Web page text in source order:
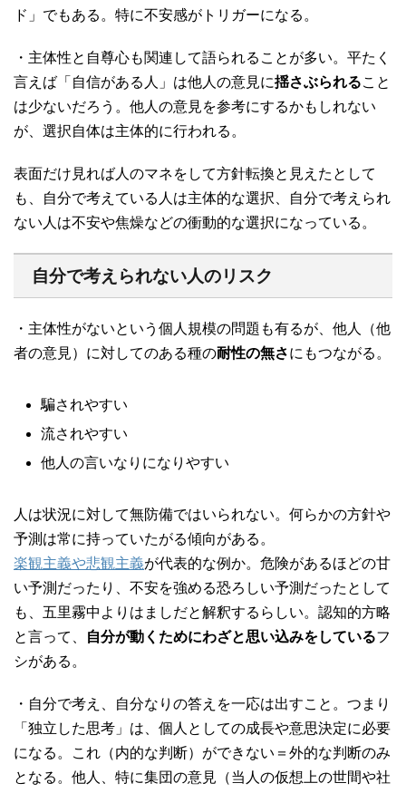
ド」でもある。特に不安感がトリガーになる。
・主体性と自尊心も関連して語られることが多い。平たく
言えば「自信がある人」は他人の意見に揺さぶられること
は少ないだろう。他人の意見を参考にするかもしれない
が、選択自体は主体的に行われる。
表面だけ見れば人のマネをして方針転換と見えたとして
も、自分で考えている人は主体的な選択、自分で考えられ
ない人は不安や焦燥などの衝動的な選択になっている。
自分で考えられない人のリスク
・主体性がないという個人規模の問題も有るが、他人（他
者の意見）に対してのある種の耐性の無さにもつながる。
騙されやすい
流されやすい
他人の言いなりになりやすい
人は状況に対して無防備ではいられない。何らかの方針や
予測は常に持っていたがる傾向がある。
楽観主義や悲観主義が代表的な例か。危険があるほどの甘
い予測だったり、不安を強める恐ろしい予測だったとして
も、五里霧中よりはましだと解釈するらしい。認知的方略
と言って、
自分が動くためにわざと思い込みをしているフ
シがある。
・自分で考え、自分なりの答えを一応は出すこと。つまり
「独立した思考」は、個人としての成長や意思決定に必要
になる。これ（内的な判断）ができない＝外的な判断のみ
となる。他人、特に集団の意見（当人の仮想上の世間や社